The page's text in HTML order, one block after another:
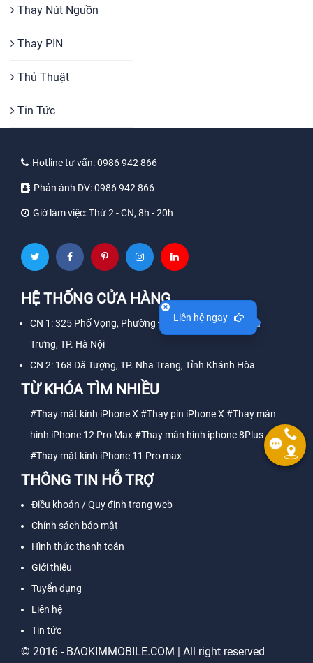
Thay Nút Nguồn
Thay PIN
Thủ Thuật
Tin Tức
Hotline tư vấn:0986 942 866
Phản ánh DV:0986 942 866
Giờ làm việc:Thứ 2 - CN, 8h - 20h
HỆ THỐNG CỬA HÀNG
CN 1: 325 Phố Vọng, Phường Đồng Tâm, Quận Hai Bà
Trưng, TP. Hà Nội
CN 2: 168 Dã Tượng, TP. Nha Trang, Tỉnh Khánh Hòa
TỪ KHÓA TÌM NHIỀU
#Thay mặt kính iPhone X#Thay pin iPhone X#Thay màn
hình iPhone 12 Pro Max#Thay màn hình iphone 8Plus
#Thay mặt kính iPhone 11 Pro max
THÔNG TIN HỖ TRỢ
Điều khoản / Quy định trang web
Chính sách bảo mật
Hình thức thanh toán
Giới thiệu
Tuyển dụng
Liên hệ
Tin tức
© 2016 - BAOKIMMOBILE.COM | All right reserved
Liên hệ ngay